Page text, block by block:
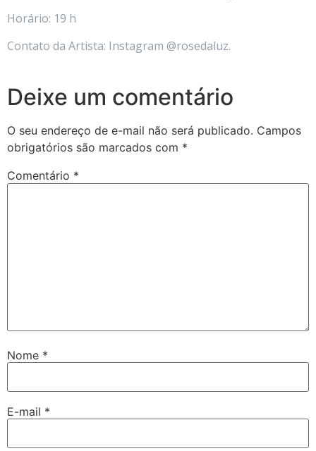
Horário: 19 h
Contato da Artista: Instagram @rosedaluz.
Deixe um comentário
O seu endereço de e-mail não será publicado. Campos
obrigatórios são marcados com *
Comentário *
Nome *
E-mail *